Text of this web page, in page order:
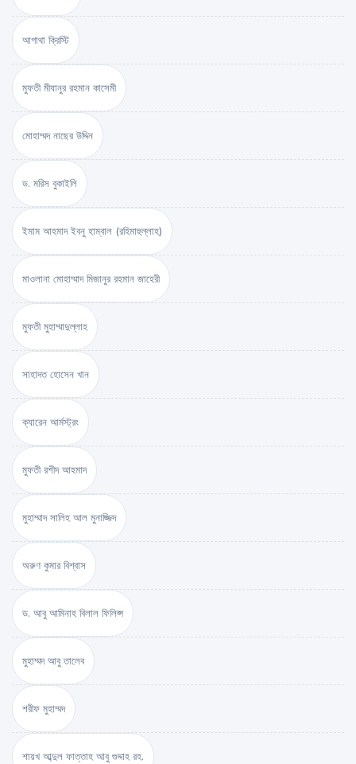
আগাথা ক্রিস্টি
মুফতী মীযানুর রহমান কাসেমী
মোহাম্মদ নাছের উদ্দিন
ড. মরিস বুকাইলি
ইমাম আহমাদ ইবনু হাম্বাল (রহিমাহুল্লাহ)
মাওলানা মোহাম্মাদ মিজানুর রহমান জাহেরী
মুফতী মুহাম্মাদুল্লাহ
সাহাদত হোসেন খান
ক্যারেন আর্মস্ট্রং
মুফতী রশীদ আহমাদ
মুহাম্মাদ সালিহ আল মুনাজ্জিদ
অরুণ কুমার বিশ্বাস
ড. আবু আমিনাহ বিলাল ফিলিপ্স
মুহাম্মদ আবু তালেব
শরীফ মুহাম্মদ
শায়খ আব্দুল ফাত্তাহ আবু গুদ্দাহ রহ.